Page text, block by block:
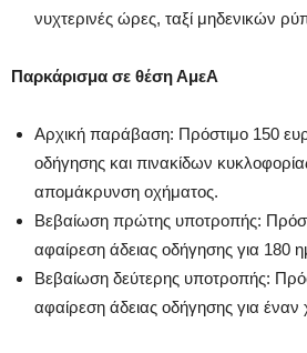
νυχτερινές ώρες, ταξί μηδενικών
Παρκάρισμα σε θέση ΑμεΑ
Αρχική παράβαση: Πρόστιμο 150
οδήγησης και πινακίδων
απομάκρυνση οχήματος.
Βεβαίωση πρώτης υποτροπής:
αφαίρεση άδειας οδήγησης για 180
Βεβαίωση δεύτερης υποτροπής:
αφαίρεση άδειας οδήγησης για έναν